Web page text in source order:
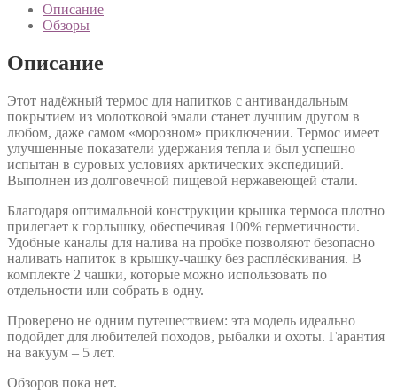
Описание
Обзоры
Описание
Этот надёжный термос для напитков с антивандальным
покрытием из молотковой эмали станет лучшим другом в
любом, даже самом «морозном» приключении. Термос имеет
улучшенные показатели удержания тепла и был успешно
испытан в суровых условиях арктических экспедиций.
Выполнен из долговечной пищевой нержавеющей стали.
Благодаря оптимальной конструкции крышка термоса плотно
прилегает к горлышку, обеспечивая 100% герметичности.
Удобные каналы для налива на пробке позволяют безопасно
наливать напиток в крышку-чашку без расплёскивания. В
комплекте 2 чашки, которые можно использовать по
отдельности или собрать в одну.
Проверено не одним путешествием: эта модель идеально
подойдет для любителей походов, рыбалки и охоты. Гарантия
на вакуум – 5 лет.
Обзоров пока нет.